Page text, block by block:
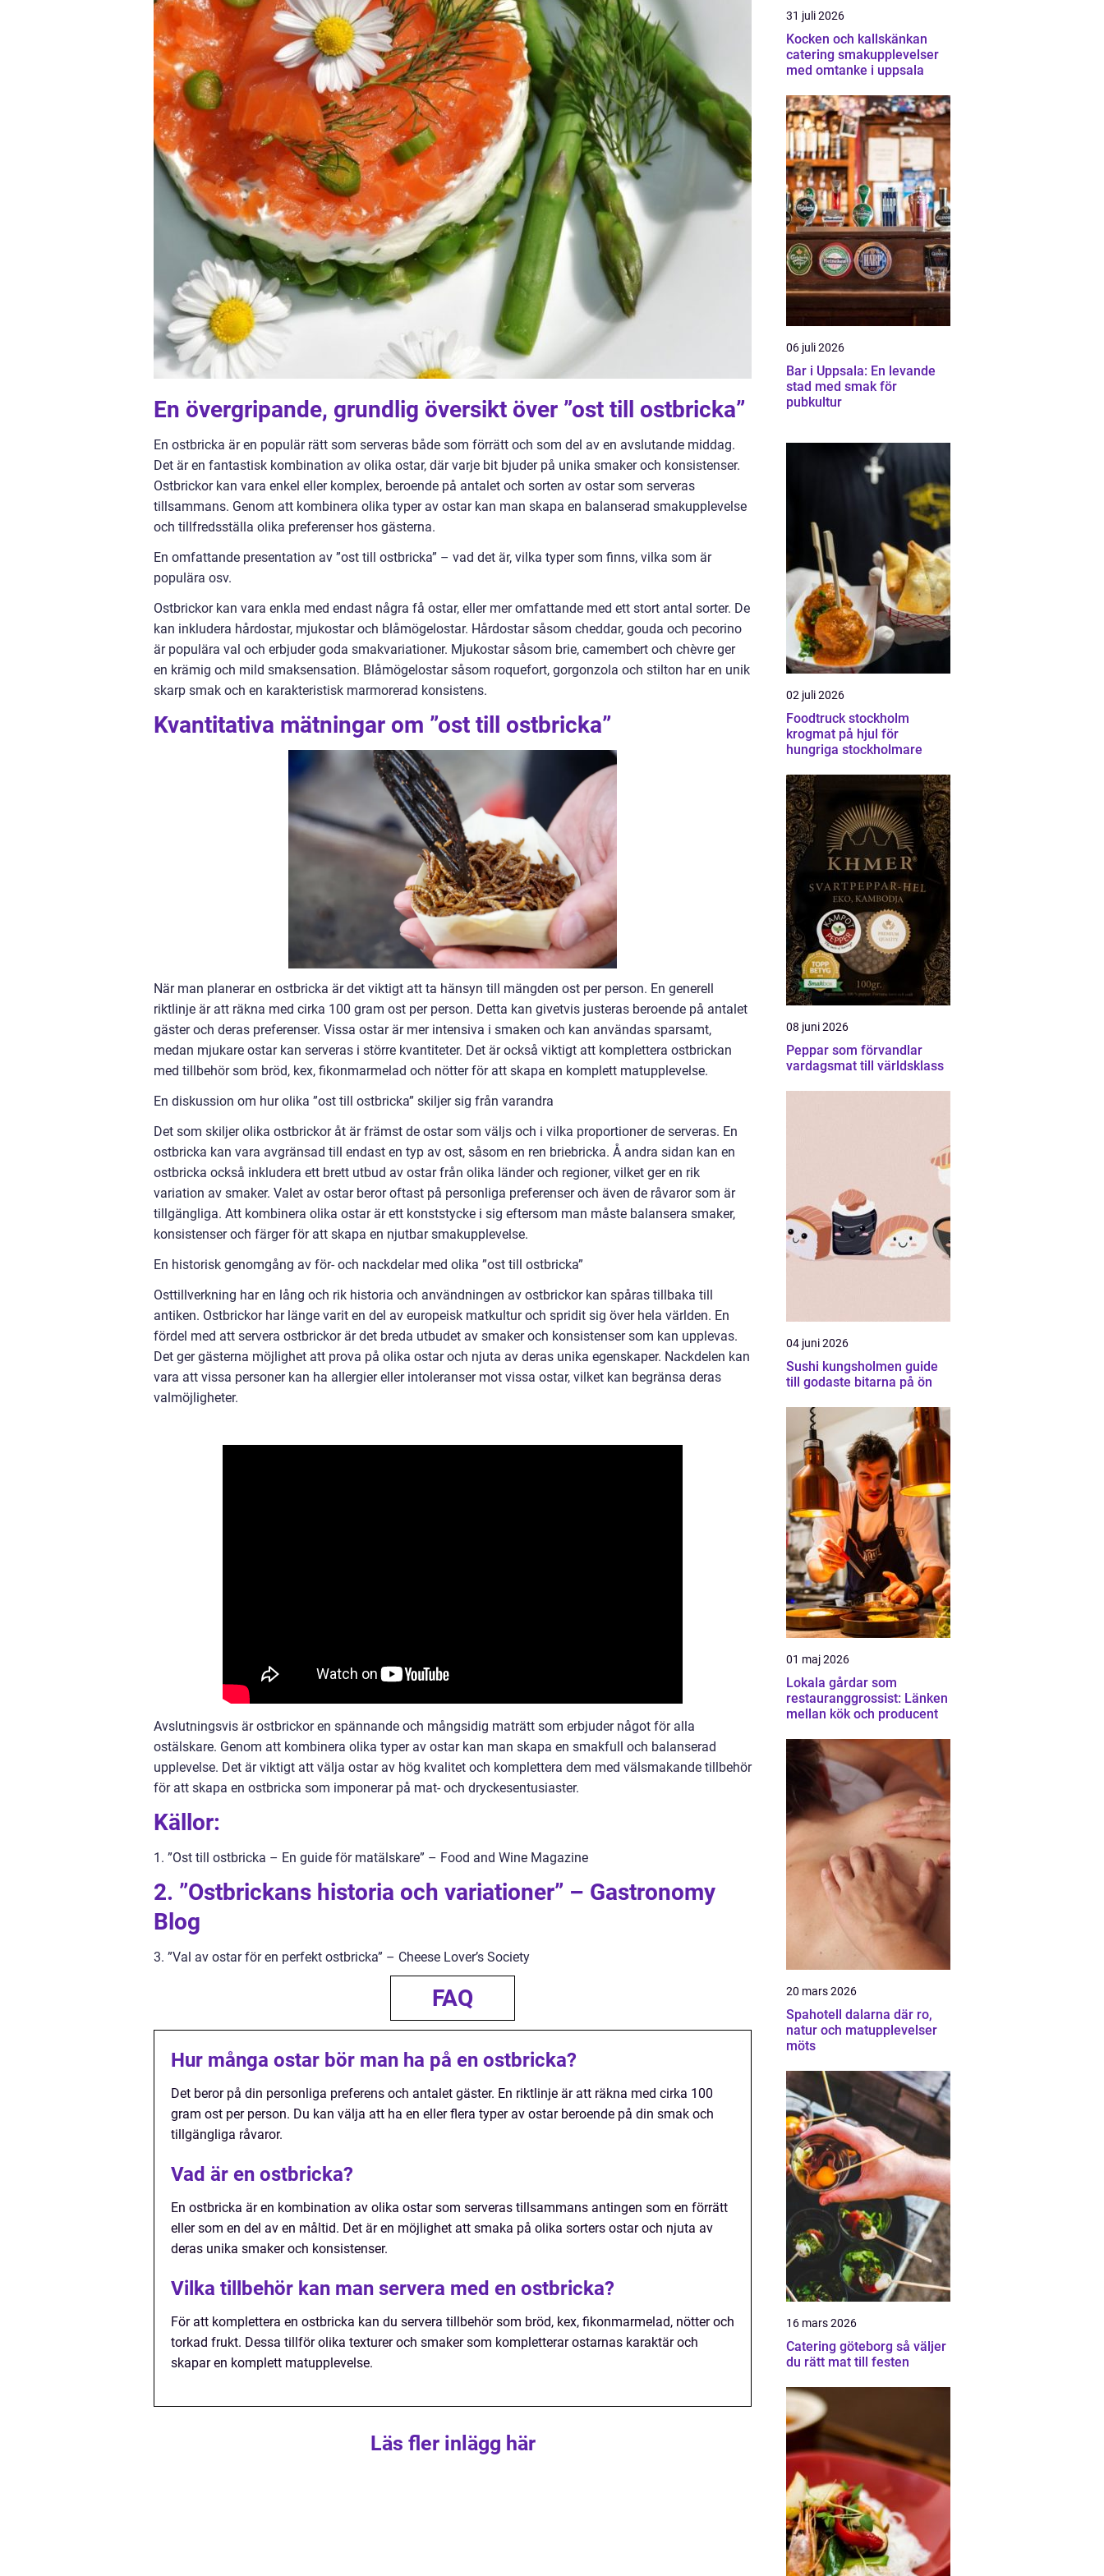
En övergripande, grundlig översikt över ”ost till ostbricka”
En ostbricka är en populär rätt som serveras både som förrätt och som del av en avslutande middag.
Det är en fantastisk kombination av olika ostar, där varje bit bjuder på unika smaker och konsistenser.
Ostbrickor kan vara enkel eller komplex, beroende på antalet och sorten av ostar som serveras
tillsammans. Genom att kombinera olika typer av ostar kan man skapa en balanserad smakupplevelse
och tillfredsställa olika preferenser hos gästerna.
En omfattande presentation av ”ost till ostbricka” – vad det är, vilka typer som finns, vilka som är
populära osv.
Ostbrickor kan vara enkla med endast några få ostar, eller mer omfattande med ett stort antal sorter. De
kan inkludera hårdostar, mjukostar och blåmögelostar. Hårdostar såsom cheddar, gouda och pecorino
är populära val och erbjuder goda smakvariationer. Mjukostar såsom brie, camembert och chèvre ger
en krämig och mild smaksensation. Blåmögelostar såsom roquefort, gorgonzola och stilton har en unik
skarp smak och en karakteristisk marmorerad konsistens.
Kvantitativa mätningar om ”ost till ostbricka”
När man planerar en ostbricka är det viktigt att ta hänsyn till mängden ost per person. En generell
riktlinje är att räkna med cirka 100 gram ost per person. Detta kan givetvis justeras beroende på antalet
gäster och deras preferenser. Vissa ostar är mer intensiva i smaken och kan användas sparsamt,
medan mjukare ostar kan serveras i större kvantiteter. Det är också viktigt att komplettera ostbrickan
med tillbehör som bröd, kex, fikonmarmelad och nötter för att skapa en komplett matupplevelse.
En diskussion om hur olika ”ost till ostbricka” skiljer sig från varandra
Det som skiljer olika ostbrickor åt är främst de ostar som väljs och i vilka proportioner de serveras. En
ostbricka kan vara avgränsad till endast en typ av ost, såsom en ren briebricka. Å andra sidan kan en
ostbricka också inkludera ett brett utbud av ostar från olika länder och regioner, vilket ger en rik
variation av smaker. Valet av ostar beror oftast på personliga preferenser och även de råvaror som är
tillgängliga. Att kombinera olika ostar är ett konststycke i sig eftersom man måste balansera smaker,
konsistenser och färger för att skapa en njutbar smakupplevelse.
En historisk genomgång av för- och nackdelar med olika ”ost till ostbricka”
Osttillverkning har en lång och rik historia och användningen av ostbrickor kan spåras tillbaka till
antiken. Ostbrickor har länge varit en del av europeisk matkultur och spridit sig över hela världen. En
fördel med att servera ostbrickor är det breda utbudet av smaker och konsistenser som kan upplevas.
Det ger gästerna möjlighet att prova på olika ostar och njuta av deras unika egenskaper. Nackdelen kan
vara att vissa personer kan ha allergier eller intoleranser mot vissa ostar, vilket kan begränsa deras
valmöjligheter.
Avslutningsvis är ostbrickor en spännande och mångsidig maträtt som erbjuder något för alla
ostälskare. Genom att kombinera olika typer av ostar kan man skapa en smakfull och balanserad
upplevelse. Det är viktigt att välja ostar av hög kvalitet och komplettera dem med välsmakande tillbehör
för att skapa en ostbricka som imponerar på mat- och dryckesentusiaster.
Källor:
1. ”Ost till ostbricka – En guide för matälskare” – Food and Wine Magazine
2. ”Ostbrickans historia och variationer” – Gastronomy
Blog
3. ”Val av ostar för en perfekt ostbricka” – Cheese Lover’s Society
FAQ
Hur många ostar bör man ha på en ostbricka?
Det beror på din personliga preferens och antalet gäster. En riktlinje är att räkna med cirka 100
gram ost per person. Du kan välja att ha en eller flera typer av ostar beroende på din smak och
tillgängliga råvaror.
Vad är en ostbricka?
En ostbricka är en kombination av olika ostar som serveras tillsammans antingen som en förrätt
eller som en del av en måltid. Det är en möjlighet att smaka på olika sorters ostar och njuta av
deras unika smaker och konsistenser.
Vilka tillbehör kan man servera med en ostbricka?
För att komplettera en ostbricka kan du servera tillbehör som bröd, kex, fikonmarmelad, nötter och
torkad frukt. Dessa tillför olika texturer och smaker som kompletterar ostarnas karaktär och
skapar en komplett matupplevelse.
Läs fler inlägg här
31 juli 2026
Kocken och kallskänkan
catering smakupplevelser
med omtanke i uppsala
06 juli 2026
Bar i Uppsala: En levande
stad med smak för
pubkultur
02 juli 2026
Foodtruck stockholm
krogmat på hjul för
hungriga stockholmare
08 juni 2026
Peppar som förvandlar
vardagsmat till världsklass
04 juni 2026
Sushi kungsholmen guide
till godaste bitarna på ön
01 maj 2026
Lokala gårdar som
restauranggrossist: Länken
mellan kök och producent
20 mars 2026
Spahotell dalarna där ro,
natur och matupplevelser
möts
16 mars 2026
Catering göteborg så väljer
du rätt mat till festen